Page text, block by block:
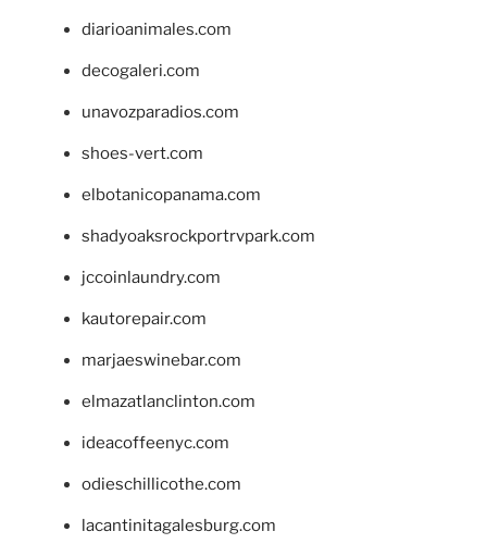
diarioanimales.com
decogaleri.com
unavozparadios.com
shoes-vert.com
elbotanicopanama.com
shadyoaksrockportrvpark.com
jccoinlaundry.com
kautorepair.com
marjaeswinebar.com
elmazatlanclinton.com
ideacoffeenyc.com
odieschillicothe.com
lacantinitagalesburg.com